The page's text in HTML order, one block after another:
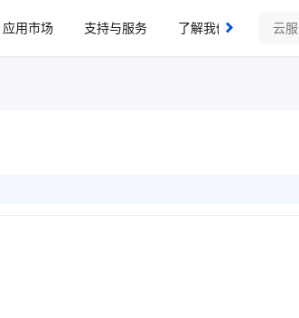
应用市场 支持与服务 了解我们